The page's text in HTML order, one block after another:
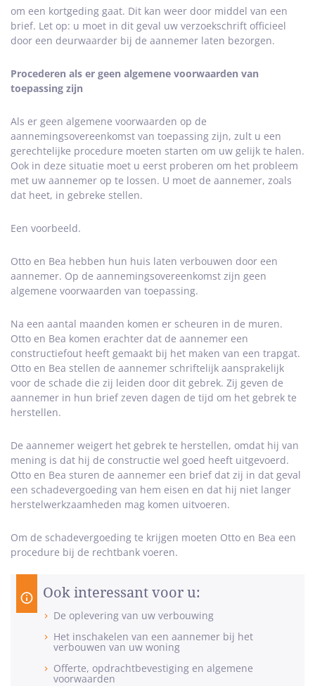
om een kortgeding gaat. Dit kan weer door middel van een
brief. Let op: u moet in dit geval uw verzoekschrift officieel
door een deurwaarder bij de aannemer laten bezorgen.
Procederen als er geen algemene voorwaarden van
toepassing zijn
Als er geen algemene voorwaarden op de
aannemingsovereenkomst van toepassing zijn, zult u een
gerechtelijke procedure moeten starten om uw gelijk te halen.
Ook in deze situatie moet u eerst proberen om het probleem
met uw aannemer op te lossen. U moet de aannemer, zoals
dat heet, in gebreke stellen.
Een voorbeeld.
Otto en Bea hebben hun huis laten verbouwen door een
aannemer. Op de aannemingsovereenkomst zijn geen
algemene voorwaarden van toepassing.
Na een aantal maanden komen er scheuren in de muren.
Otto en Bea komen erachter dat de aannemer een
constructiefout heeft gemaakt bij het maken van een trapgat.
Otto en Bea stellen de aannemer schriftelijk aansprakelijk
voor de schade die zij leiden door dit gebrek. Zij geven de
aannemer in hun brief zeven dagen de tijd om het gebrek te
herstellen.
De aannemer weigert het gebrek te herstellen, omdat hij van
mening is dat hij de constructie wel goed heeft uitgevoerd.
Otto en Bea sturen de aannemer een brief dat zij in dat geval
een schadevergoeding van hem eisen en dat hij niet langer
herstelwerkzaamheden mag komen uitvoeren.
Om de schadevergoeding te krijgen moeten Otto en Bea een
procedure bij de rechtbank voeren.
Ook interessant voor u:
De oplevering van uw verbouwing
Het inschakelen van een aannemer bij het
verbouwen van uw woning
Offerte, opdrachtbevestiging en algemene
voorwaarden